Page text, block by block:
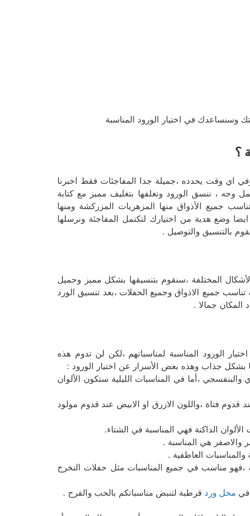
وسنساعدك في اختيار الورود المناسبة
؟
اي وقت يحدده ،جميلة جدا المفاجئات فقط اخبرنا
وجه ، ننسق الورود ونغلفها بتغليف مميز مع كتابة
جميع الأذواق منها المزهريات المزركشة ومنها
وضع هدية من اختيارك لتكتمل المفاجئة ونرسلها
بالتنسيق والتوصيل .
المختلفة ،سنقوم بتنسيقها بشكل مميز وجميل
جميع الاذواق وجميع الحفلات ،بعد تنسيق الورد
المكان جمالا .
الورود المناسبة لمناسباتهم ،لكن لن تدوم هذه
بشكل جذاب وهذه بعض الأسرار عن اختيار الورود :
،أما في المناسبات الليلية ستكون الألوان
قدوم فتاة ،واللون الازرق او الابيض عند قدوم مولود
الداكنة فهي المناسبة في الشتاء.
والاصفر هي المناسبة .
العاطفية .
،فهو مناسب في جميع المناسبات مثل حفلات التخرج
في محل ورد قرطبة لتنبض مناسباتكم بالحب والفرح .